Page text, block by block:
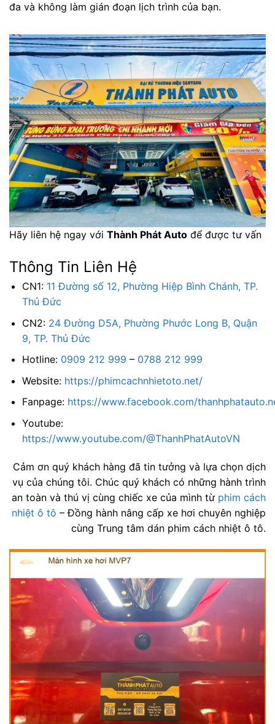
đa và không làm gián đoạn lịch trình của bạn.
Hãy liên hệ ngay với Thành Phát Auto để được tư vấn
Thông Tin Liên Hệ
CN1: 11 Đường số 12, Phường Hiệp Bình Chánh, TP.
Thủ Đức
CN2: 24 Đường D5A, Phường Phước Long B, Quận
9, TP. Thủ Đức
Hotline: 0909 212 999 – 0788 212 999
Website: https://phimcachnhietoto.net/
Fanpage: https://www.facebook.com/
Youtube:
https://www.youtube.com/@ThanhPhatAutoVN
Cảm ơn quý khách hàng đã tin tưởng và lựa chọn dịch
vụ của chúng tôi. Chúc quý khách có những hành trình
an toàn và thú vị cùng chiếc xe của mình từ phim cách
nhiệt ô tô – Đồng hành nâng cấp xe hơi chuyên nghiệp
cùng Trung tâm dán phim cách nhiệt ô tô.